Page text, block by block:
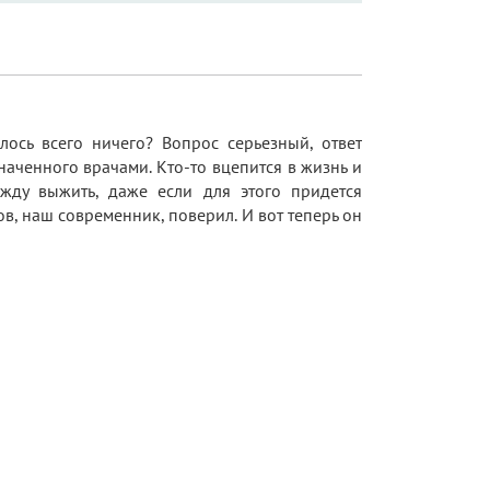
всего ничего? Вопрос серьезный, ответ
врачами. Кто-то вцепится в жизнь и
выжить, даже если для этого придется
наш современник, поверил. И вот теперь он